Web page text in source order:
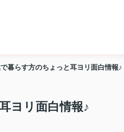
暮らす方のちょっと耳ヨリ面白情報♪
ヨリ面白情報♪